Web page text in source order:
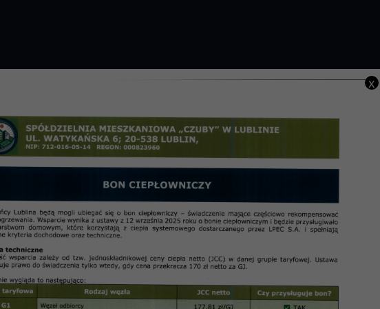
PRZETARGI OSIEDLA
22 kwietnia 2024 r.
x